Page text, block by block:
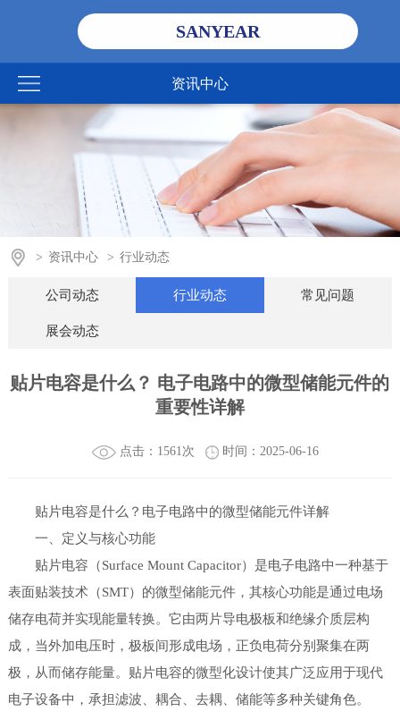
SANYEAR
资讯中心
> 资讯中心 > 行业动态
公司动态 行业动态 常见问题
展会动态
贴片电容是什么？ 电子电路中的微型储能元件的
重要性详解
点击：1561次 时间：2025-06-16
贴片电容是什么？电子电路中的微型储能元件详解
一、定义与核心功能
贴片电容（Surface Mount Capacitor）是电子电路中一种基于
表面贴装技术（SMT）的微型储能元件，其核心功能是通过电场
储存电荷并实现能量转换。它由两片导电极板和绝缘介质层构
成，当外加电压时，极板间形成电场，正负电荷分别聚集在两
极，从而储存能量。贴片电容的微型化设计使其广泛应用于现代
电子设备中，承担滤波、耦合、去耦、储能等多种关键角色。